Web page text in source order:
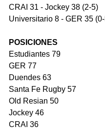
CRAI 31 - Jockey 38 (2-5)
Universitario 8 - GER 35
POSICIONES
Estudiantes 79
GER 77
Duendes 63
Santa Fe Rugby 57
Old Resian 50
Jockey 46
CRAI 36